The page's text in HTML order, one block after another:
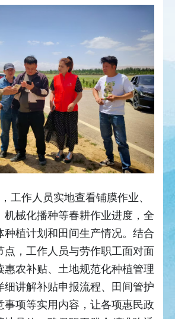
工作人员实地查看铺膜作业、
机械化播种等春耕作业进度，全
种植计划和田间生产情况。结合
点，工作人员与劳作职工面对面
惠农补贴、土地规范化种植管理
细讲解补贴申报流程、田间管护
事项等实用内容，让各项惠民政